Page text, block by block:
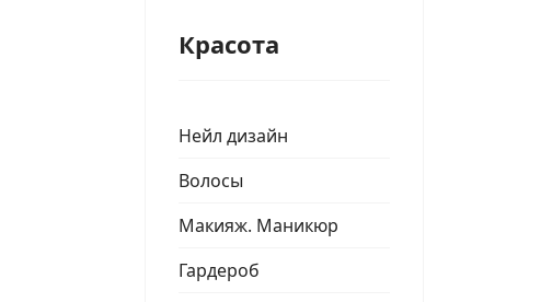
Красота
Нейл дизайн
Волосы
Макияж. Маникюр
Гардероб